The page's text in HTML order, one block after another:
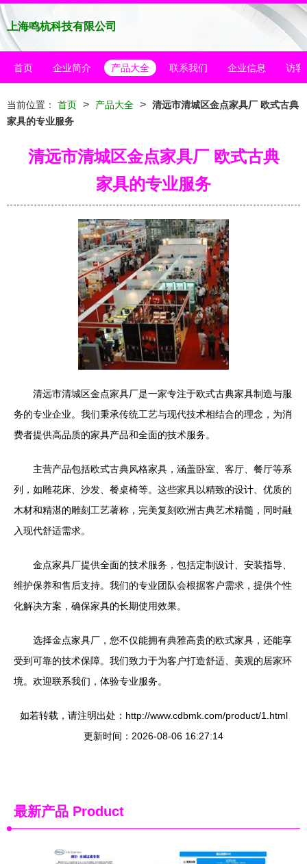
上海鸣杭科技有限公司
首页 企业简介 产品大全 联系我们 企业信息 访客
当前位置： 首页 > 产品大全 > 清远市清城区金点家具厂 欧式古典
家具的专业服务
清远市清城区金点家具厂 欧式古典
家具的专业服务
清远市清城区金点家具厂是一家专注于欧式古典家具制造与服
务的专业企业。我们秉承传统工艺与现代技术相结合的理念，为消
费者提供高品质的家具产品和全面的技术服务。
主营产品包括欧式古典风格家具，涵盖卧室、客厅、餐厅等系
列，如雕花床、沙发、餐桌椅等。这些家具以精致的设计、优质的
木材和精湛的雕刻工艺著称，完美复刻欧洲古典艺术精髓，同时融
入现代舒适需求。
金点家具厂提供全面的技术服务，包括定制设计、安装指导、
维护保养和售后支持。我们的专业团队会根据客户需求，提供个性
化解决方案，确保家具的长期使用效果。
选择金点家具厂，您不仅能拥有典雅高贵的欧式家具，还能享
受到可靠的技术保障。我们致力于为客户打造舒适、美观的居家环
境。欢迎联系我们，体验专业服务。
如若转载，请注明出处：http://www.cdbmk.com/product/1.html
更新时间：2026-08-06 16:27:14
最新产品 Product